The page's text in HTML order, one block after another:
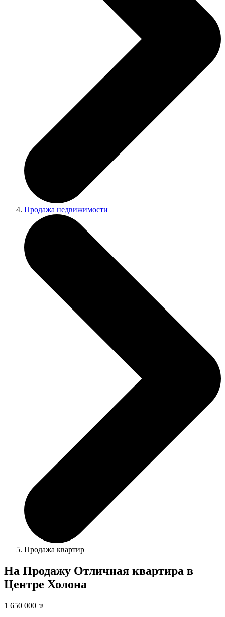
Продажа недвижимости
Продажа квартир
На Продажу Отличная квартира в
Центре Холона
1 650 000 ₪